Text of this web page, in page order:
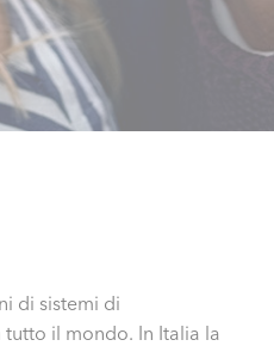
di sistemi di
il mondo. In Italia la